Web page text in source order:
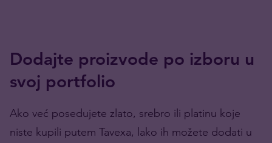
Dodajte proizvode po izboru u
svoj portfolio
Ako već posedujete zlato, srebro ili platinu koje
niste kupili putem Tavexa, lako ih možete dodati u